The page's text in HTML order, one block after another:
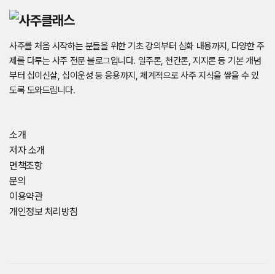
사주를 처음 시작하는 분들을 위한 기초 강의부터 심화 내용까지, 다양한 주
제를 다루는 사주 전문 블로그입니다. 일주론, 천간론, 지지론 등 기본 개념
부터 십이신살, 십이운성 등 응용까지, 체계적으로 사주 지식을 쌓을 수 있
도록 도와드립니다.
소개
저자 소개
면책조항
문의
이용약관
개인정보 처리방침